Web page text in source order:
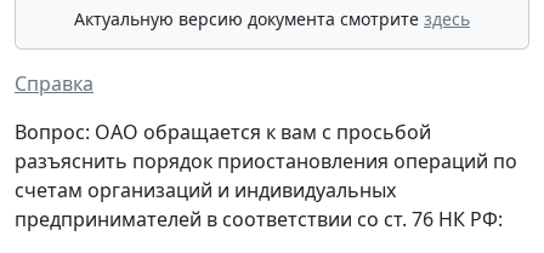
Актуальную версию документа смотрите здесь
Справка
Вопрос: ОАО обращается к вам с просьбой
разъяснить порядок приостановления операций по
счетам организаций и индивидуальных
предпринимателей в соответствии со ст. 76 НК РФ: